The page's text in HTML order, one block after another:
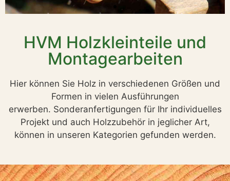
Wir fertigen gern
individuelle
Holzarbeiten nach
an.
HVM Holzkleinteile und
Montagearbeiten
Hier können Sie Holz in verschiedenen Größen und
Formen in vielen Ausführungen
erwerben. Sonderanfertigungen für Ihr individuelles
Projekt und auch Holzzubehör in jeglicher Art,
können in unseren Kategorien gefunden werden.